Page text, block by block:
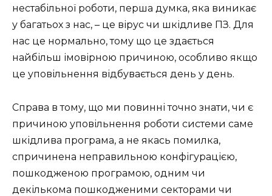
нестабільної роботи, перша думка, яка виникає
у багатьох з нас, – це вірус чи шкідливе ПЗ. Для
нас це нормально, тому що це здається
найбільш імовірною причиною, особливо якщо
це уповільнення відбувається день у день.
Справа в тому, що ми повинні точно знати, чи є
причиною уповільнення роботи системи саме
шкідлива програма, а не якась помилка,
спричинена неправильною конфігурацією,
пошкодженою програмою, одним чи
декількома пошкодженими секторами чи